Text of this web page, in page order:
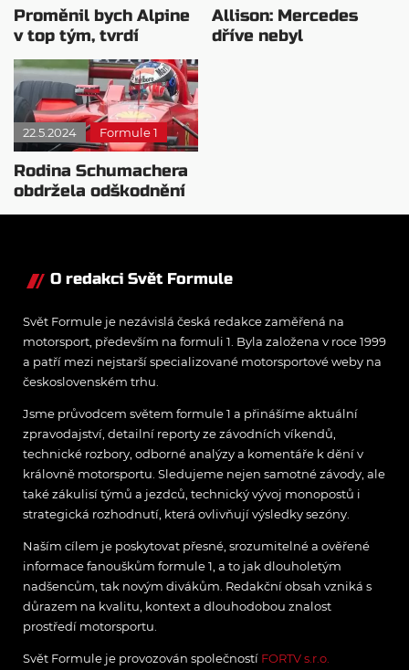
Proměnil bych Alpine
v top tým, tvrdí
Szafnauer
Allison: Mercedes
dříve nebyl
22.5.2024 Formule 1
Rodina Schumachera
obdržela odškodnění
za falešný rozhovor
O redakci Svět Formule
Svět Formule je nezávislá česká redakce zaměřená na
motorsport, především na formuli 1. Byla založena v roce 1999
a patří mezi nejstarší specializované motorsportové weby na
československém trhu.
Jsme průvodcem světem formule 1 a přinášíme aktuální
zpravodajství, detailní reporty ze závodních víkendů,
technické rozbory, odborné analýzy a komentáře k dění v
královně motorsportu. Sledujeme nejen samotné závody, ale
také zákulisí týmů a jezdců, technický vývoj monopostů i
strategická rozhodnutí, která ovlivňují výsledky sezóny.
Naším cílem je poskytovat přesné, srozumitelné a ověřené
informace fanouškům formule 1, a to jak dlouholetým
nadšencům, tak novým divákům. Redakční obsah vzniká s
důrazem na kvalitu, kontext a dlouhodobou znalost
prostředí motorsportu.
Svět Formule je provozován společností FORTV s.r.o.